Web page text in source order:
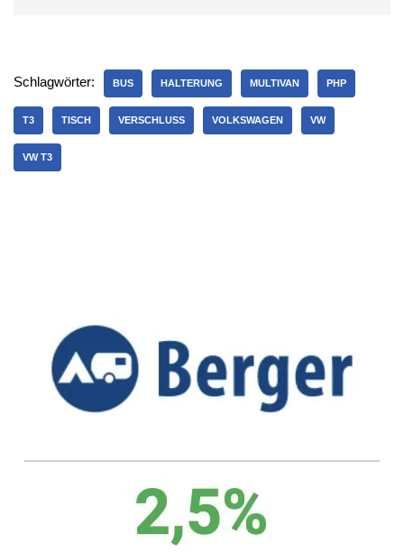
Schlagwörter: BUS HALTERUNG MULTIVAN PHP
T3 TISCH VERSCHLUSS VOLKSWAGEN VW
VW T3